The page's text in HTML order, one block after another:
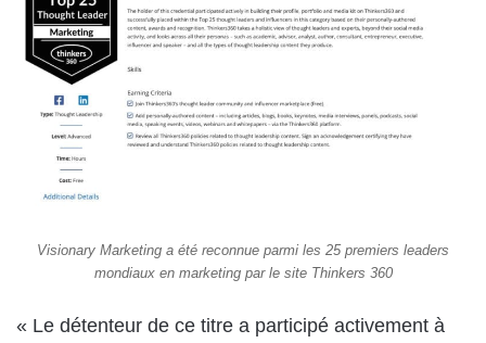
Visionary Marketing a été reconnue parmi les 25 premiers leaders
mondiaux en marketing par le site Thinkers 360
« Le détenteur de ce titre a participé activement à